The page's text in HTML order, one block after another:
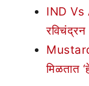
IND Vs
रविचंद्रन
मिळतात